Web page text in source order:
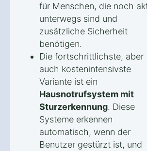
für Menschen, die noch
unterwegs sind und
zusätzliche Sicherheit
benötigen.
Die fortschrittlichste, aber
auch kostenintensivste
Variante ist ein
Hausnotrufsystem mit
Sturzerkennung. Diese
Systeme erkennen
automatisch, wenn der
Benutzer gestürzt ist, und